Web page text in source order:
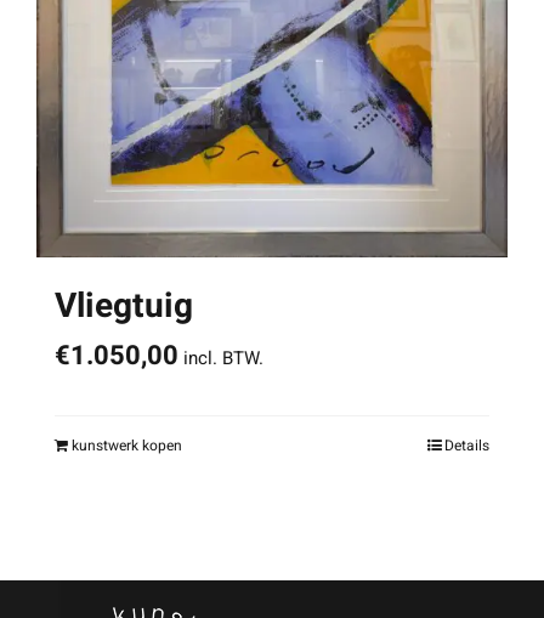
Vliegtuig
€1.050,00 incl. BTW.
kunstwerk kopen Details